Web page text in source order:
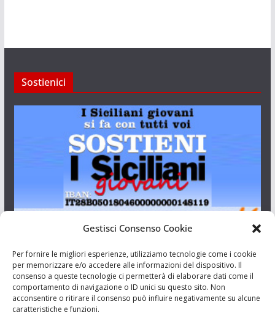
Gestisci Consenso Cookie
Per fornire le migliori esperienze, utilizziamo tecnologie come i cookie
per memorizzare e/o accedere alle informazioni del dispositivo. Il
consenso a queste tecnologie ci permetterà di elaborare dati come il
comportamento di navigazione o ID unici su questo sito. Non
acconsentire o ritirare il consenso può influire negativamente su alcune
caratteristiche e funzioni.
Sostienici
Aut. del tribunale di Catania n.23/2011 del 20/09/2011 Dir.
Resp. Riccardo Orioles.